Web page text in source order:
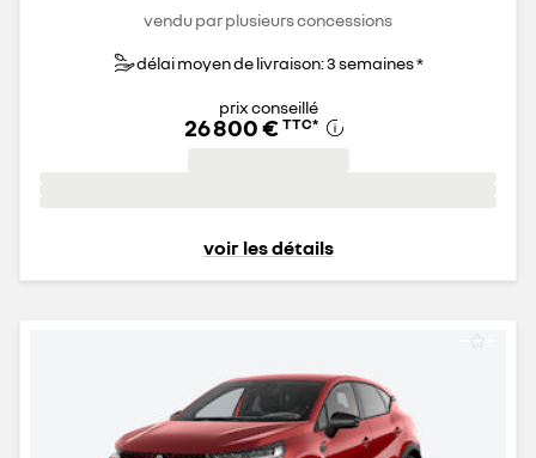
vendu par plusieurs concessions
délai moyen de livraison: 3 semaines *
prix conseillé
26 800 € TTC*
voir les détails